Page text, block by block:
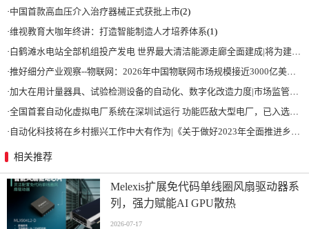
·中国首款高血压介入治疗器械正式获批上市(2)
·维视教育大咖年终讲：打造智能制造人才培养体系(1)
·白鹤滩水电站全部机组投产发电 世界最大清洁能源走廊全面建成|将为建设新型能源体系、保障国家能源安全、实现“双碳”目标提供有力支撑
·推好细分产业观察--物联网：2026年中国物联网市场规模接近3000亿美元 智慧工厂、智慧城市、智慧电网等将占60%以上
·加大在用计量器具、试验检测设备的自动化、数字化改造力度|市场监管总局 工业和信息化部 关于促进企业计量能力提升的指导意见
·全国首套自动化虚拟电厂系统在深圳试运行 功能匹敌大型电厂，已入选国际典型案例
· 自动化科技将在乡村振兴工作中大有作为|《关于做好2023年全面推进乡村振兴重点工作的意见》发布
相关推荐
Melexis扩展免代码单线圈风扇驱动器系
列，强力赋能AI GPU散热
2026-07-17